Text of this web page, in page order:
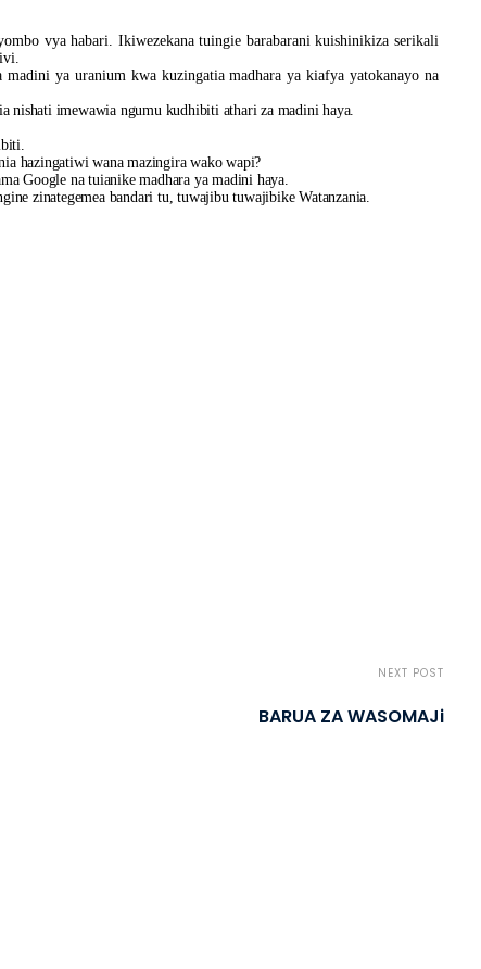
vya habari. Ikiwezekana tuingie barabarani kuishinikiza serikali
ya uranium kwa kuzingatia madhara ya kiafya yatokanayo na
nishati imewawia ngumu kudhibiti athari za madini haya.
hazingatiwi wana mazingira wako wapi?
Google na tuianike madhara ya madini haya.
zinategemea bandari tu, tuwajibu tuwajibike Watanzania.
NEXT POST
BARUA ZA WASOMAJi